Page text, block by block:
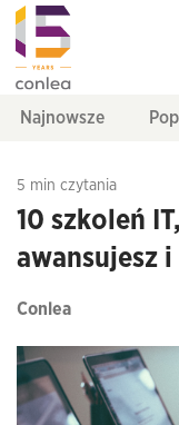
Najnowsze
5 min czytania
10 szkoleń
awansujesz
Conlea